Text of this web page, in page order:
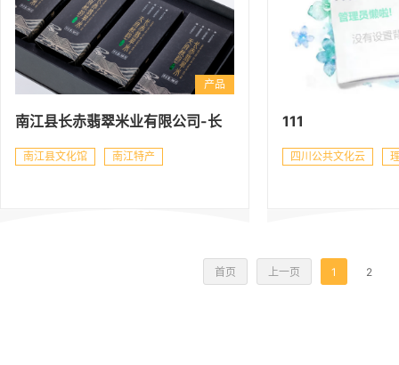
产品
南江县长赤翡翠米业有限公司-长
南江县文化馆 南江特产
111
四川公共文化云
首页 上一页 1 2